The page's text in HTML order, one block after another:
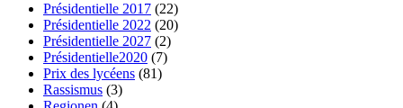
Présidentielle 2017 (22)
Présidentielle 2022 (20)
Présidentielle 2027 (2)
Présidentielle2020 (7)
Prix des lycéens (81)
Rassismus (3)